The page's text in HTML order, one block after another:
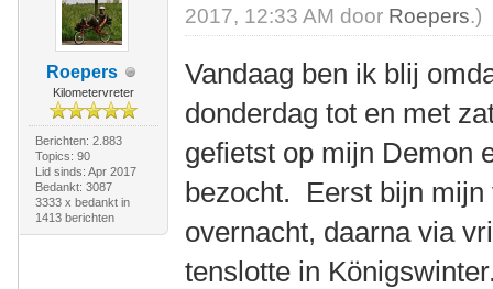
Roepers
Kilometervreter
Berichten: 2.883
Topics: 90
Lid sinds: Apr 2017
Bedankt: 3087
3333 x bedankt in
1413 berichten
2017, 12:33 AM door Roepers.)
Vandaag ben ik blij
donderdag tot en met
gefietst op mijn Demon
bezocht. Eerst bijn
overnacht, daarna via
tenslotte in